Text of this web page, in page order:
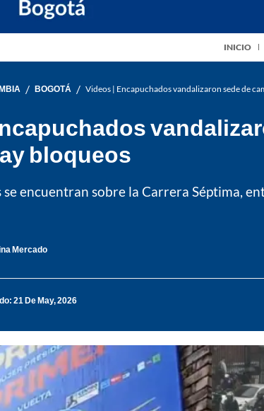
INICIO
/ BOGOTÁ / Videos | Encapuchados vandalizaron sede de
bloqueos
se encuentran sobre la Carrera Séptima,
Mercado
21 De May, 2026